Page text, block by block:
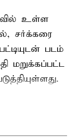
உள்ள
சர்க்கரை
படம்
மறுக்கப்பட்ட